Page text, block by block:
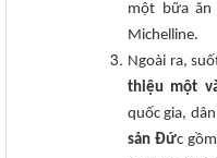
một bữa ăn
Michelline.
Ngoài ra,
thiệu một
quốc gia,
sản Đức